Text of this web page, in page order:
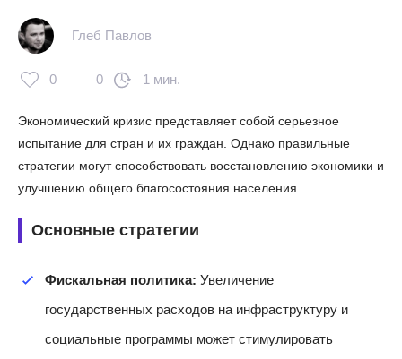
Глеб Павлов
0 0 1 мин.
Экономический кризис представляет собой серьезное
испытание для стран и их граждан. Однако правильные
стратегии могут способствовать восстановлению экономики и
улучшению общего благосостояния населения.
Основные стратегии
Фискальная политика: Увеличение
государственных расходов на инфраструктуру и
социальные программы может стимулировать